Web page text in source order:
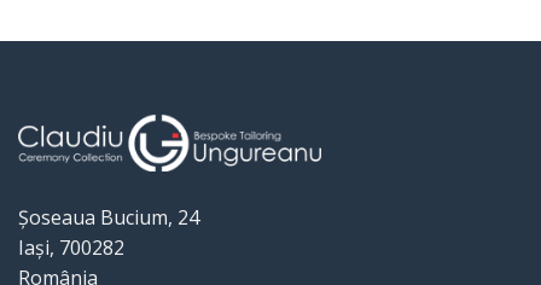
Șoseaua Bucium, 24
Iași, 700282
România